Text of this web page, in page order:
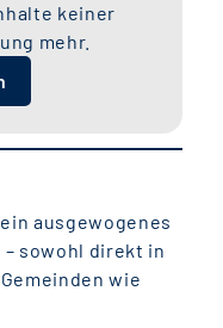
keiner
mehr.
ausgewogenes
– sowohl direkt in
wie